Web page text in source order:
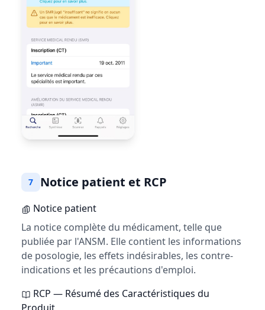
7 Notice patient et RCP
Notice patient
La notice complète du médicament, telle que
publiée par l'ANSM. Elle contient les informations
de posologie, les effets indésirables, les contre-
indications et les précautions d'emploi.
RCP — Résumé des Caractéristiques du